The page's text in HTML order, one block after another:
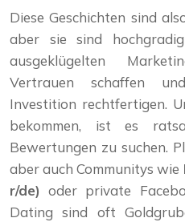
Diese Geschichten sind
aber sie sind
ausgeklügelten
Vertrauen schaffen
Investition rechtfertigen.
bekommen, ist es
Bewertungen zu suchen.
aber auch Communitys wie
r/de) oder private
Dating sind oft